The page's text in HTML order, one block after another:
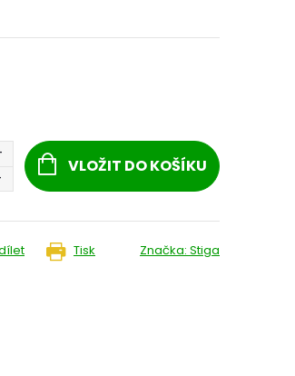
VLOŽIT DO KOŠÍKU
Tisk Značka: Stiga